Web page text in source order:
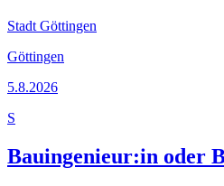
Stadt Göttingen
Göttingen
5.8.2026
S
Bauingenieur:in oder